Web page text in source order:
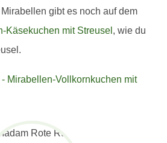
gibt es noch auf dem
Käsekuchen mit Streusel , wie du